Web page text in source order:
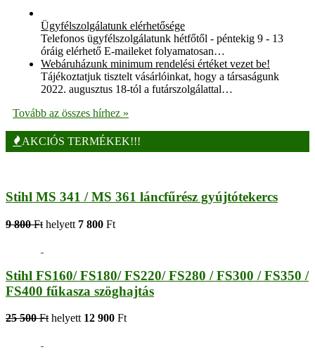
Ügyfélszolgálatunk elérhetősége
Telefonos ügyfélszolgálatunk hétfőtől - péntekig 9 - 13
óráig elérhető E-maileket folyamatosan…
Webáruházunk minimum rendelési értéket vezet be!
Tájékoztatjuk tisztelt vásárlóinkat, hogy a társaságunk
2022. augusztus 18-tól a futárszolgálattal…
Tovább az összes hírhez »
AKCIÓS TERMÉKEK!!!
Stihl MS 341 / MS 361 láncfűrész gyújtótekercs
9 800 Ft helyett 7 800 Ft
Stihl FS160/ FS180/ FS220/ FS280 / FS300 / FS350 /
FS400 fűkasza szöghajtás
25 500 Ft helyett 12 900 Ft